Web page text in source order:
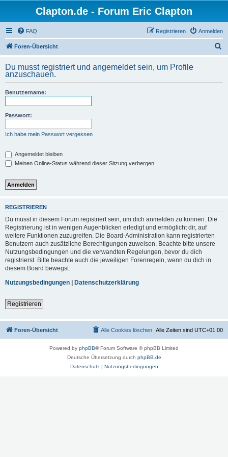
Clapton.de - Forum Eric Clapton
FAQ Anmelden
Registrieren
Foren-Übersicht
h
Du musst registriert und angemeldet sein, um Profile
anzuschauen.
Benutzername:
Passwort:
Ich habe mein Passwort vergessen
Angemeldet bleiben
Meinen Online-Status während dieser Sitzung verbergen
REGISTRIEREN
Du musst in diesem Forum registriert sein, um dich anmelden zu können. Die
Registrierung ist in wenigen Augenblicken erledigt und ermöglicht dir, auf
weitere Funktionen zuzugreifen. Die Board-Administration kann registrierten
Benutzern auch zusätzliche Berechtigungen zuweisen. Beachte bitte unsere
Nutzungsbedingungen und die verwandten Regelungen, bevor du dich
registrierst. Bitte beachte auch die jeweiligen Forenregeln, wenn du dich in
diesem Board bewegst.
Nutzungsbedingungen | Datenschutzerklärung
Registrieren
Foren-Übersicht Alle Zeiten sind UTC+01:00
Alle Cookies löschen
Powered by phpBB® Forum Software © phpBB Limited
Deutsche Übersetzung durch phpBB.de
Datenschutz| Nutzungsbedingungen